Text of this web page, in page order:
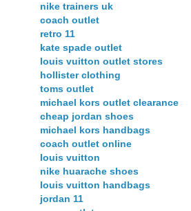
nike trainers uk
coach outlet
retro 11
kate spade outlet
louis vuitton outlet stores
hollister clothing
toms outlet
michael kors outlet clearance
cheap jordan shoes
michael kors handbags
coach outlet online
louis vuitton
nike huarache shoes
louis vuitton handbags
jordan 11